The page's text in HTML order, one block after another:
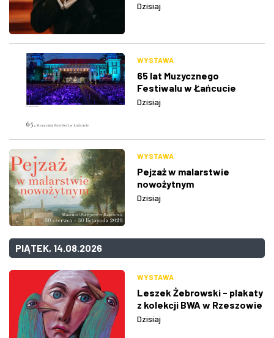
Dzisiaj
WYSTAWA
65 lat Muzycznego
Festiwalu w Łańcucie
Dzisiaj
WYSTAWA
Pejzaż w malarstwie
nowożytnym
Dzisiaj
PIĄTEK, 14.08.2026
WYSTAWA
Leszek Żebrowski - plakaty
z kolekcji BWA w Rzeszowie
Dzisiaj